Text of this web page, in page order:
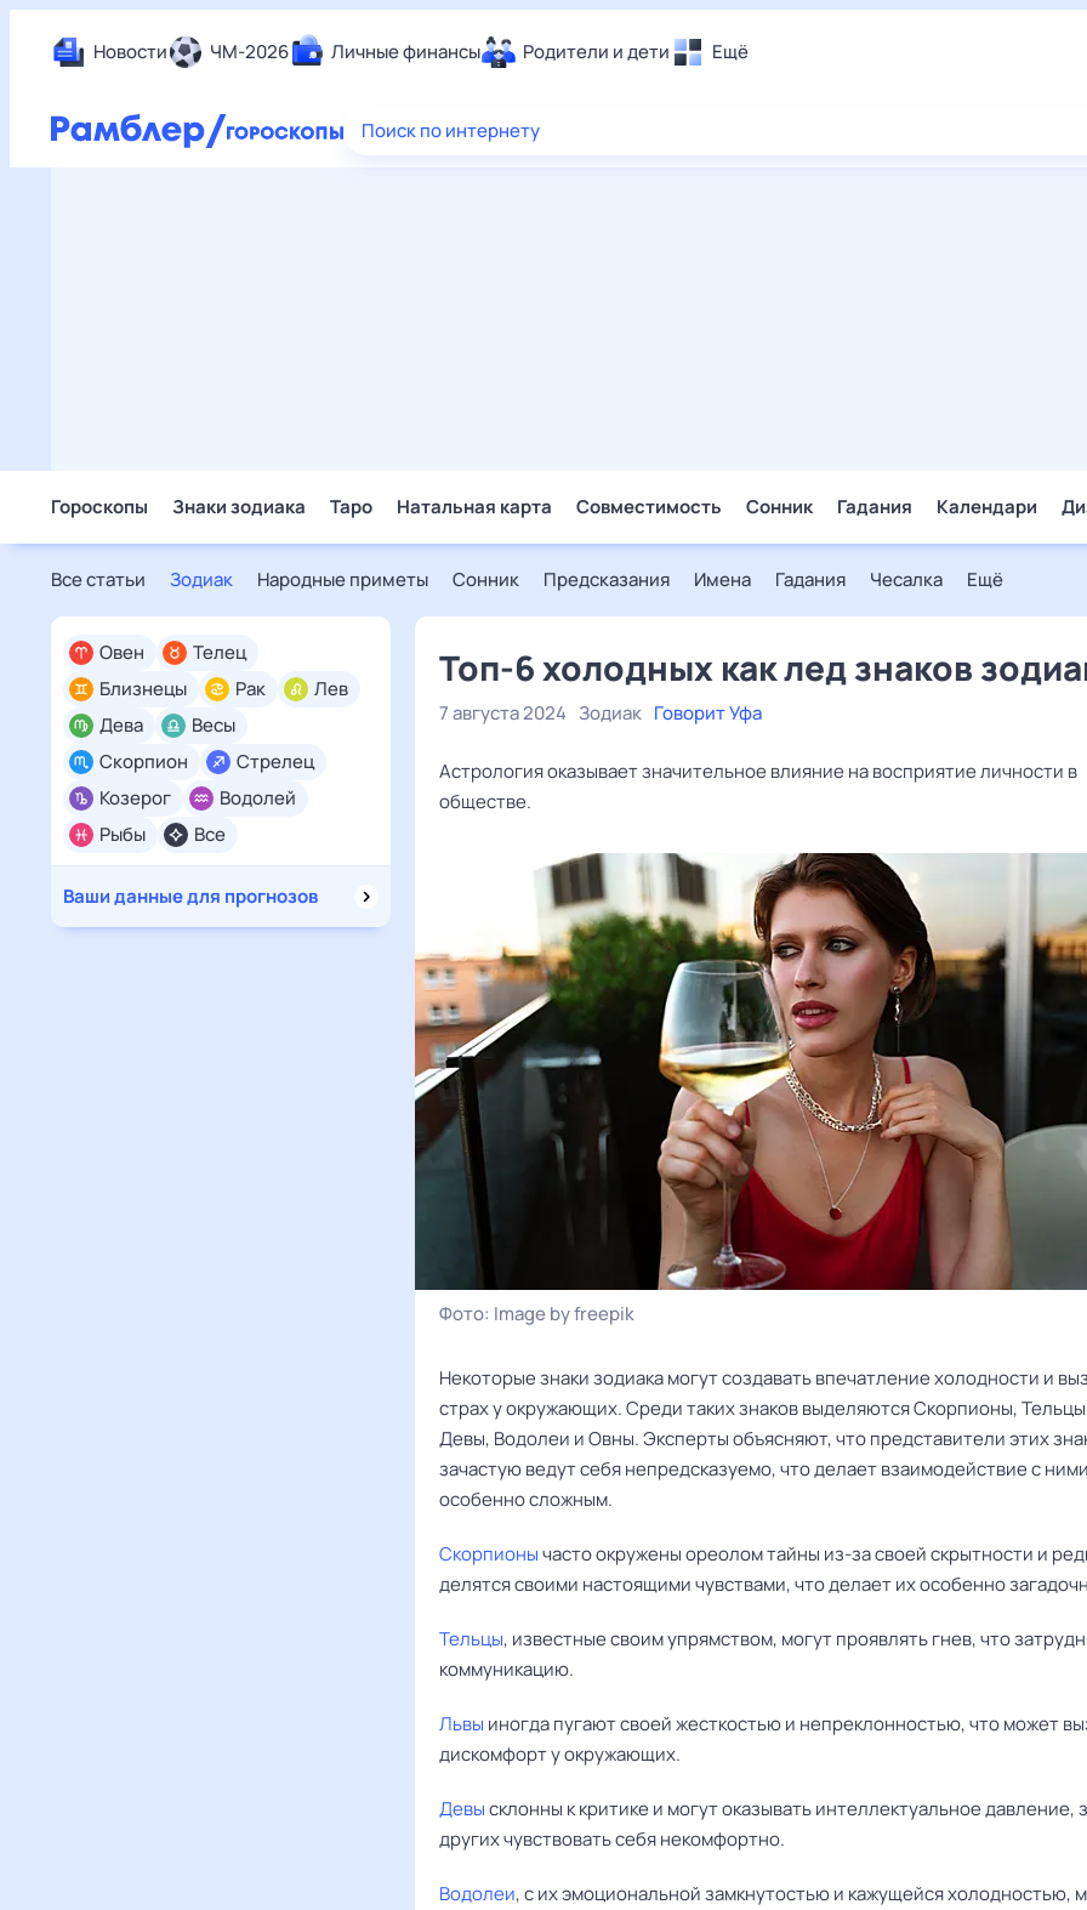
Новости ЧМ-2026 Личные финансы Родители и дети Ещё
Еда
Поиск по интернету
Гороскопы Знаки зодиака Таро Натальная карта Совместимость Сонник Гадания Календари
Все статьи Зодиак Народные приметы Сонник Предсказания Имена Гадания Чесалка Ещё
Все
Овен
Телец
Близнецы
Рак
Лев
Дева
Весы
Скорпион
Стрелец
Козерог
Водолей
Рыбы
Ваши данные для прогнозов
Топ-6 холодных как лед знаков
7 августа 2024 Зодиак Говорит Уфа
Астрология оказывает значительное влияние на восприятие личности в
обществе.
Фото: Image by freepik
Некоторые знаки зодиака могут создавать впечатление холодности и
страх у окружающих. Среди таких знаков выделяются Скорпионы,
Девы, Водолеи и Овны. Эксперты объясняют, что представители этих
зачастую ведут себя непредсказуемо, что делает взаимодействие с
особенно сложным.
Скорпионычасто окружены ореолом тайны из-за своей скрытности и
делятся своими настоящими чувствами, что делает их особенно
Тельцы, известные своим упрямством, могут проявлять гнев, что
коммуникацию.
Львы иногда пугают своей жесткостью и непреклонностью, что может
дискомфорт у окружающих.
Девысклонны к критике и могут оказывать интеллектуальное давление,
других чувствовать себя некомфортно.
Водолеи, с их эмоциональной замкнутостью и кажущейся холодностью,